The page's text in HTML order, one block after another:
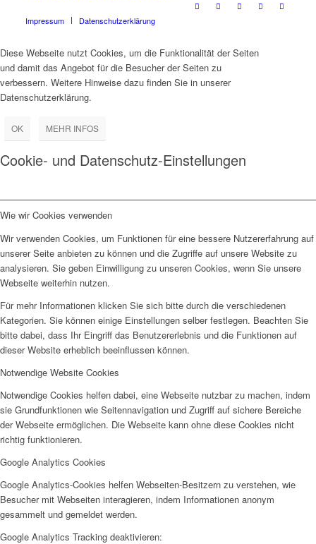
Impressum Datenschutzerklärung
Diese Webseite nutzt Cookies, um die Funktionalität der Seiten
und damit das Angebot für die Besucher der Seiten zu
verbessern. Weitere Hinweise dazu finden Sie in unserer
Datenschutzerklärung.
OK MEHR INFOS
Cookie- und Datenschutz-Einstellungen
Wie wir Cookies verwenden
Wir verwenden Cookies, um Funktionen für eine bessere Nutzererfahrung auf
unserer Seite anbieten zu können und die Zugriffe auf unsere Website zu
analysieren. Sie geben Einwilligung zu unseren Cookies, wenn Sie unsere
Webseite weiterhin nutzen.
Für mehr Informationen klicken Sie sich bitte durch die verschiedenen
Kategorien. Sie können einige Einstellungen selber festlegen. Beachten Sie
bitte dabei, dass Ihr Eingriff das Benutzererlebnis und die Funktionen auf
dieser Website erheblich beeinflussen können.
Notwendige Website Cookies
Notwendige Cookies helfen dabei, eine Webseite nutzbar zu machen, indem
sie Grundfunktionen wie Seitennavigation und Zugriff auf sichere Bereiche
der Webseite ermöglichen. Die Webseite kann ohne diese Cookies nicht
richtig funktionieren.
Google Analytics Cookies
Google Analytics-Cookies helfen Webseiten-Besitzern zu verstehen, wie
Besucher mit Webseiten interagieren, indem Informationen anonym
gesammelt und gemeldet werden.
Google Analytics Tracking deaktivieren: